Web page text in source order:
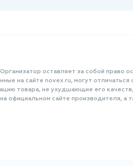
оставляет за собой право
на сайте novex.ru, могут
товара, не ухудшающие его
официальном сайте производителя,